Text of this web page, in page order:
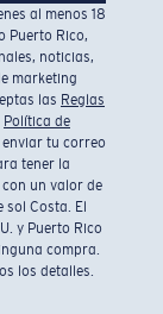
al menos 18
Puerto Rico,
noticias,
marketing
las Reglas
Política de
enviar tu correo
tener la
un valor de
sol Costa. El
y Puerto Rico
compra.
los detalles.